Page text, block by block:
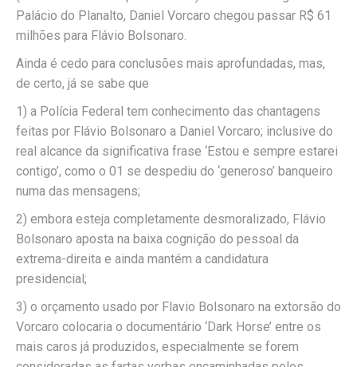
Palácio do Planalto, Daniel Vorcaro chegou passar R$ 61
milhões para Flávio Bolsonaro.
Ainda é cedo para conclusões mais aprofundadas, mas,
de certo, já se sabe que
1) a Polícia Federal tem conhecimento das chantagens
feitas por Flávio Bolsonaro a Daniel Vorcaro; inclusive do
real alcance da significativa frase ‘Estou e sempre estarei
contigo’, como o 01 se despediu do ‘generoso’ banqueiro
numa das mensagens;
2) embora esteja completamente desmoralizado, Flávio
Bolsonaro aposta na baixa cognição do pessoal da
extrema-direita e ainda mantém a candidatura
presidencial;
3) o orçamento usado por Flavio Bolsonaro na extorsão do
Vorcaro colocaria o documentário ‘Dark Horse’ entre os
mais caros já produzidos, especialmente se forem